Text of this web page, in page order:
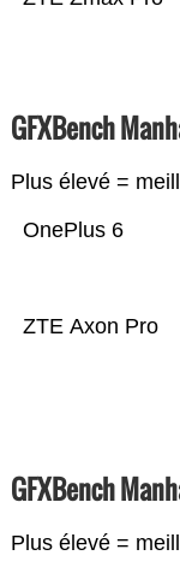
GFXBench
Plus élevé =
ZTE Axon Pro
OnePlus 6
GFXBench
Plus élevé =